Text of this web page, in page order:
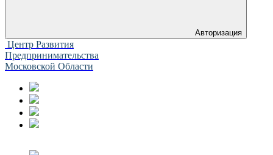
Авторизация
Центр Развития
Предпринимательства
Московской Области